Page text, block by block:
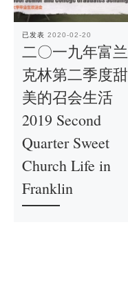
已发表 2020-02-20
二〇一九年富兰
克林第二季度甜
美的召会生活
2019 Second
Quarter Sweet
Church Life in
Franklin